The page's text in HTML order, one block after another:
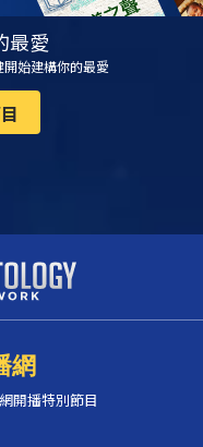
最愛
始建構你的最愛
網
開播特別節目